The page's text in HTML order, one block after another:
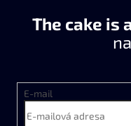
The cake is
E-mail